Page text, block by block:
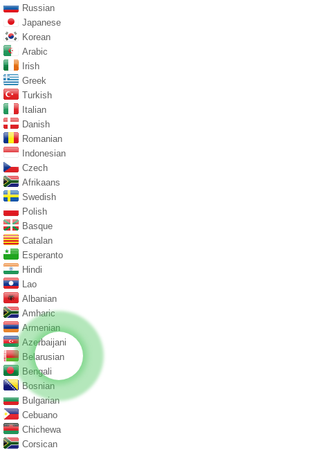
Russian
Japanese
Korean
Arabic
Irish
Greek
Turkish
Italian
Danish
Romanian
Indonesian
Czech
Afrikaans
Swedish
Polish
Basque
Catalan
Esperanto
Hindi
Lao
Albanian
Amharic
Armenian
Azerbaijani
Belarusian
Bengali
Bosnian
Bulgarian
Cebuano
Chichewa
Corsican